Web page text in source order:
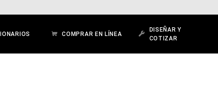
COMPRAR EN LÍNEA
DISEÑAR Y
COTIZAR